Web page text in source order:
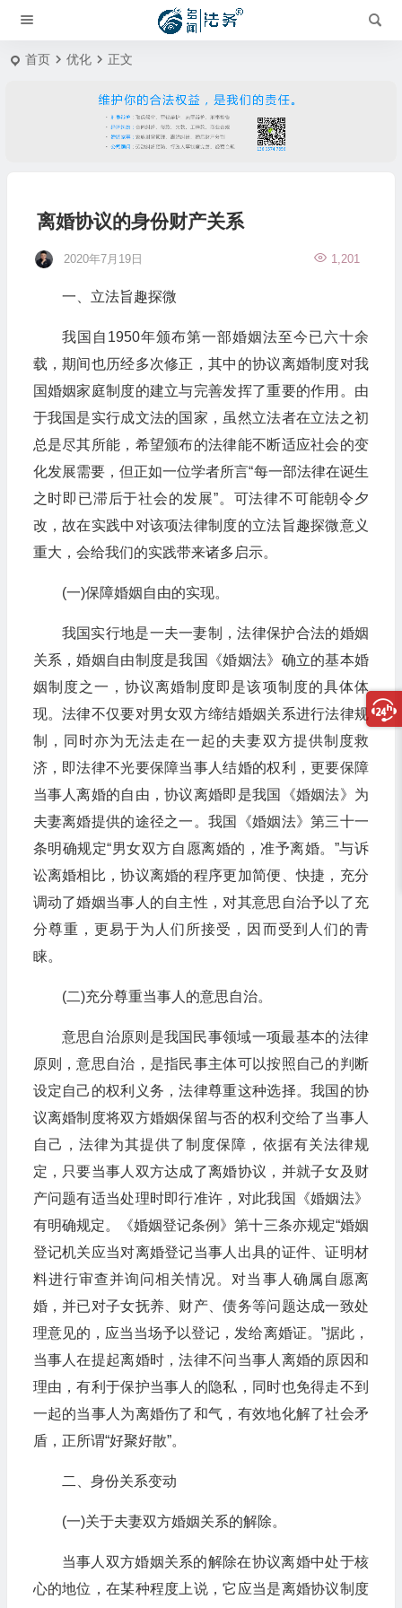
首页 优化 正文
离婚协议的身份财产关系
2020年7月19日 1,201
一、立法旨趣探微
我国自1950年颁布第一部婚姻法至今已六十余
载，期间也历经多次修正，其中的协议离婚制度对我
国婚姻家庭制度的建立与完善发挥了重要的作用。由
于我国是实行成文法的国家，虽然立法者在立法之初
总是尽其所能，希望颁布的法律能不断适应社会的变
化发展需要，但正如一位学者所言“每一部法律在诞生
之时即已滞后于社会的发展”。可法律不可能朝令夕
改，故在实践中对该项法律制度的立法旨趣探微意义
重大，会给我们的实践带来诸多启示。
(一)保障婚姻自由的实现。
我国实行地是一夫一妻制，法律保护合法的婚姻
关系，婚姻自由制度是我国《婚姻法》确立的基本婚
姻制度之一，协议离婚制度即是该项制度的具体体
现。法律不仅要对男女双方缔结婚姻关系进行法律规
制，同时亦为无法走在一起的夫妻双方提供制度救
济，即法律不光要保障当事人结婚的权利，更要保障
当事人离婚的自由，协议离婚即是我国《婚姻法》为
夫妻离婚提供的途径之一。我国《婚姻法》第三十一
条明确规定“男女双方自愿离婚的，准予离婚。”与诉
讼离婚相比，协议离婚的程序更加简便、快捷，充分
调动了婚姻当事人的自主性，对其意思自治予以了充
分尊重，更易于为人们所接受，因而受到人们的青
睐。
(二)充分尊重当事人的意思自治。
意思自治原则是我国民事领域一项最基本的法律
原则，意思自治，是指民事主体可以按照自己的判断
设定自己的权利义务，法律尊重这种选择。我国的协
议离婚制度将双方婚姻保留与否的权利交给了当事人
自己，法律为其提供了制度保障，依据有关法律规
定，只要当事人双方达成了离婚协议，并就子女及财
产问题有适当处理时即行准许，对此我国《婚姻法》
有明确规定。《婚姻登记条例》第十三条亦规定“婚姻
登记机关应当对离婚登记当事人出具的证件、证明材
料进行审查并询问相关情况。对当事人确属自愿离
婚，并已对子女抚养、财产、债务等问题达成一致处
理意见的，应当当场予以登记，发给离婚证。”据此，
当事人在提起离婚时，法律不问当事人离婚的原因和
理由，有利于保护当事人的隐私，同时也免得走不到
一起的当事人为离婚伤了和气，有效地化解了社会矛
盾，正所谓“好聚好散”。
二、身份关系变动
(一)关于夫妻双方婚姻关系的解除。
当事人双方婚姻关系的解除在协议离婚中处于核
心的地位，在某种程度上说，它应当是离婚协议制度